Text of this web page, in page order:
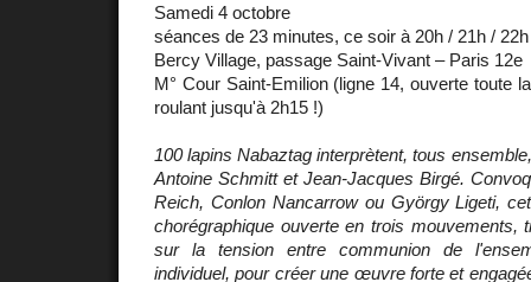
Samedi 4 octobre
séances de 23 minutes, ce soir à 20h / 21h /
Bercy Village, passage Saint-Vivant – Paris 12e
M° Cour Saint-Emilion (ligne 14, ouverte toute
roulant jusqu'à 2h15 !)
100 lapins Nabaztag interprètent, tous
Antoine Schmitt et Jean-Jacques Birgé.
Reich, Conlon Nancarrow ou György Ligeti,
chorégraphique ouverte en trois mouvements,
sur la tension entre communion de
individuel, pour créer une œuvre forte et